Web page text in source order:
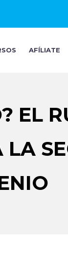
AFÍLIATE
EL
LA